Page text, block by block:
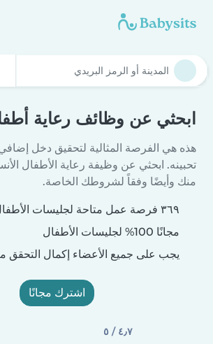
ابحثي عن وظائف رعاية
هذه هي الفرصة المثالية لتحقيق دخل
تحبينه. ابحثي عن وظيفة رعاية الأطفال
منك وأيضًا وفقاً لشروطك الخاصة.
٣٦٩ فرصة عمل متاحة لجليسات الأطفال
مجانًا 100% لجليسات الأطفال
يجب على جميع الأعضاء إكمال التحقق
اشترك مجانًا
٤٫٧ / ٥